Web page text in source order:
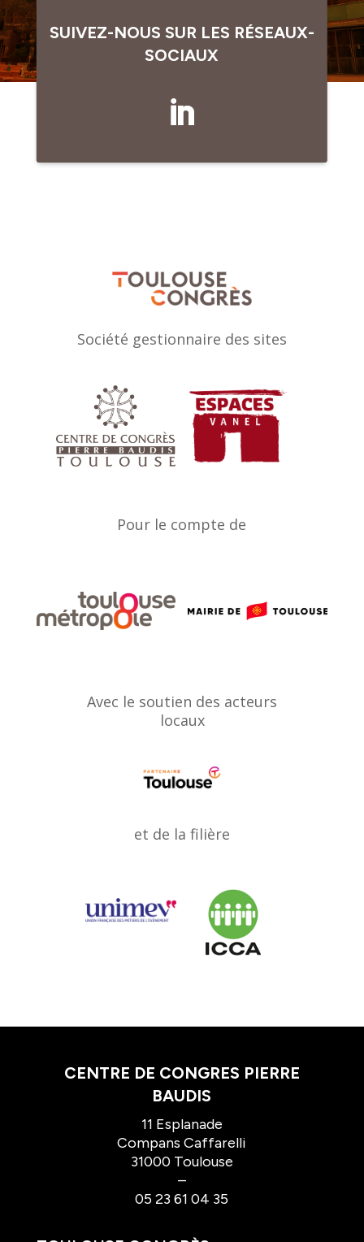
SUIVEZ-NOUS SUR LES RÉSEAUX-
SOCIAUX
Société gestionnaire des sites
Pour le compte de
Avec le soutien des acteurs
locaux
et de la filière
CENTRE DE CONGRES PIERRE
BAUDIS
11 Esplanade
Compans Caffarelli
31000 Toulouse
–
05 23 61 04 35